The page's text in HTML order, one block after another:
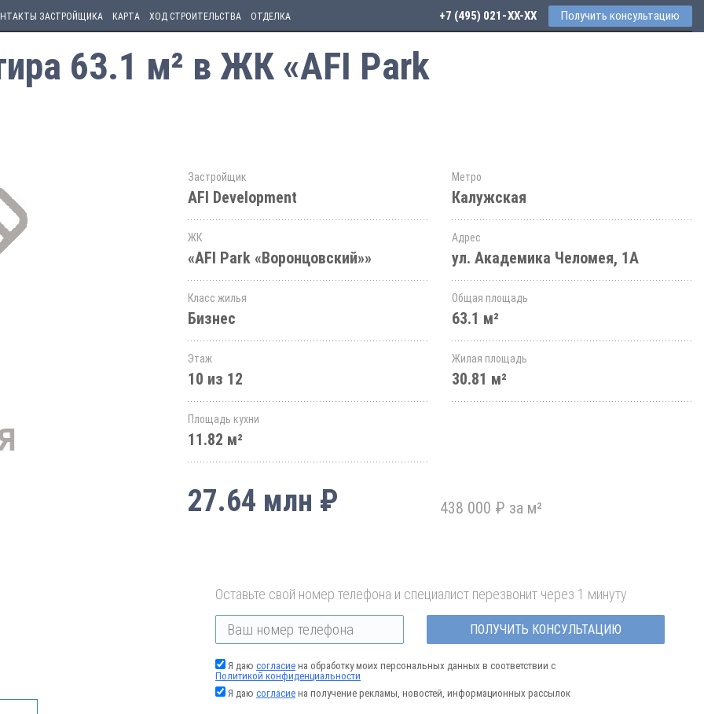
ЗАСТРОЙЩИКА КАРТА ХОД СТРОИТЕЛЬСТВА ОТДЕЛКА +7 (495) 021-41-76 Получить консультацию
63.1 м² в ЖК «AFI Park
Застройщик
AFI Development
Метро
Калужская
ЖК
«AFI Park «Воронцовский»»
Адрес
ул. Академика Челомея, 1А
Класс жилья
Бизнес
Общая площадь
63.1 м²
Этаж
10 из 12
Жилая площадь
30.81 м²
Площадь кухни
11.82 м²
27.64 млн ₽ 438 000 ₽ за м²
Оставьте свой номер телефона и специалист перезвонит через 1 минуту
ПОЛУЧИТЬ КОНСУЛЬТАЦИЮ
Я даю согласие на обработку моих персональных данных в соответствии с
Политикой конфиденциальности
Я даю согласие на получение рекламы, новостей, информационных рассылок